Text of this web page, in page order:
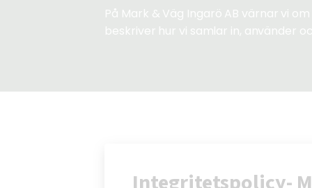
På Mark & Väg Ingarö AB värnar vi
beskriver hur vi samlar in, använder